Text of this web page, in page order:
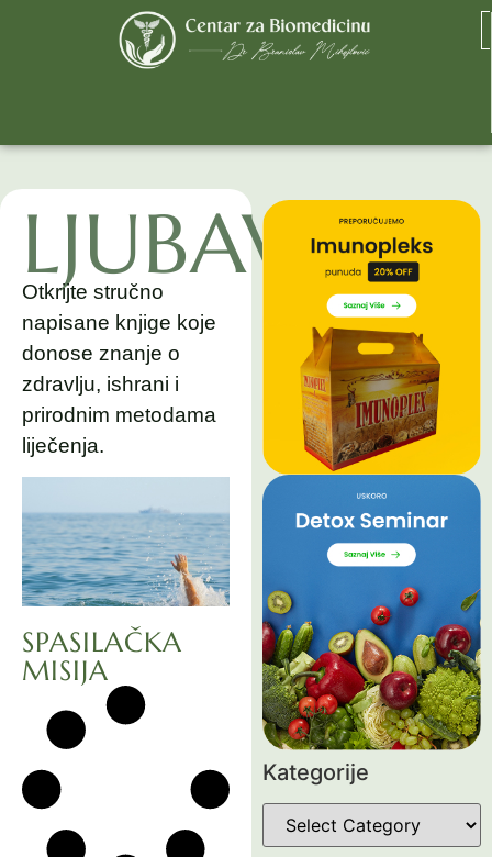
LJUBAV
Otkrijte stručno
napisane knjige koje
donose znanje o
zdravlju, ishrani i
prirodnim metodama
liječenja.
SPASILAČKA
MISIJA
Kategorije